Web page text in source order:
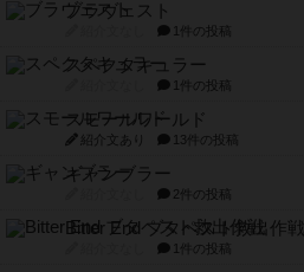
ブラヴェスト
1件の投稿
スペクタキュラー
1件の投稿
スモールワールド
紹介文あり 13件の投稿
ギャンブラー
2件の投稿
Bitter End ブタペスト救出作戦
1件の投稿